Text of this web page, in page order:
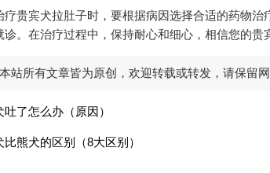
宾犬拉肚子时，要根据病因选择合适的药物治
。在治疗过程中，保持耐心和细心，相信您的贵
本站所有文章皆为原创，欢迎转载或转发，请保留网
吐了怎么办（原因）
比熊犬的区别（8大区别）